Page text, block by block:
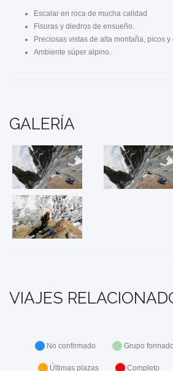
Escalar en roca de mucha calidad
Fisuras y diedros de ensueño.
Preciosas vistas de alta montaña, picos
Ambiente súper alpino.
GALERÍA
VIAJES
No confirmado Grupo formado
Últimas plazas Completo